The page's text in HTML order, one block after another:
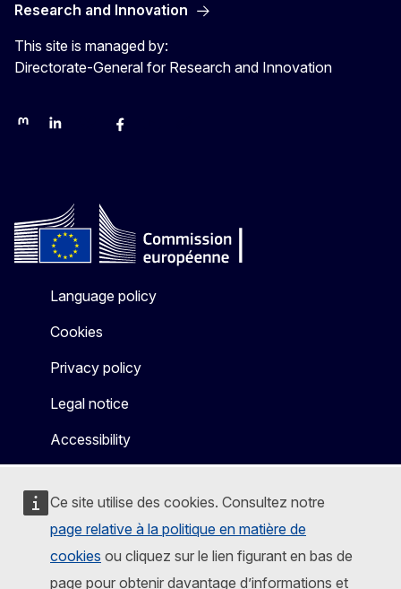
Ce site utilise des cookies. Consultez notre
page relative à la politique en matière de
cookies ou cliquez sur le lien figurant en bas de
page pour obtenir davantage d’informations et
Research and Innovation
This site is managed by:
Directorate-General for Research and Innovation
MastodonLinkedInBlueskyFacebook
Language policy
Cookies
Privacy policy
Legal notice
Accessibility